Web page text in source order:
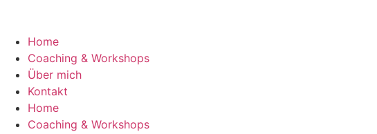
wechseln
Home
Coaching & Workshops
Über mich
Kontakt
Home
Coaching & Workshops